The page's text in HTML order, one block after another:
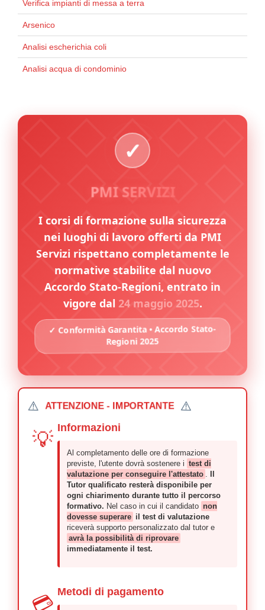
Verifica impianti di messa a terra
Arsenico
Analisi escherichia coli
Analisi acqua di condominio
PMI SERVIZI
I corsi di formazione sulla sicurezza
nei luoghi di lavoro offerti da PMI
Servizi rispettano completamente le
normative stabilite dal nuovo
Accordo Stato-Regioni, entrato in
vigore dal 24 maggio 2025.
✓ Conformità Garantita • Accordo Stato-
Regioni 2025
⚠️ ATTENZIONE - IMPORTANTE ⚠️
💡 Informazioni
Al completamento delle ore di formazione
previste, l'utente dovrà sostenere i test di
valutazione per conseguire l'attestato .
Tutor qualificato resterà disponibile per
ogni chiarimento durante tutto il percorso
formativo. Nel caso in cui il candidato non
dovesse superare il test di valutazione
riceverà supporto personalizzato dal tutor e
avrà la possibilità di riprovare
immediatamente il test.
💳
Metodi di pagamento